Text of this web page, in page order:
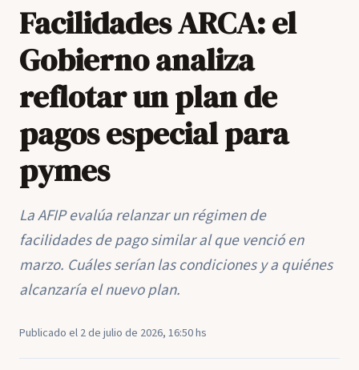
Facilidades ARCA: el
Gobierno analiza
reflotar un plan de
pagos especial para
pymes
La AFIP evalúa relanzar un régimen de
facilidades de pago similar al que venció en
marzo. Cuáles serían las condiciones y a quiénes
alcanzaría el nuevo plan.
Publicado el 2 de julio de 2026, 16:50 hs